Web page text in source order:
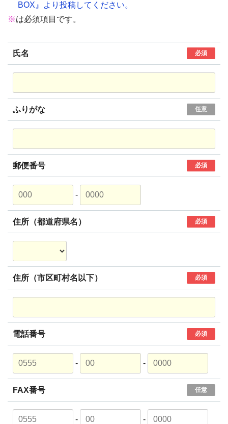
BOX』より投稿してください。
※は必須項目です。
氏名 必須
ふりがな 任意
郵便番号 必須
-
住所（都道府県名） 必須
住所（市区町村名以下） 必須
電話番号 必須
- -
FAX番号 任意
- -